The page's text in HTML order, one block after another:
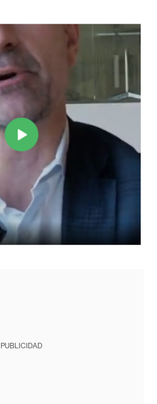
PUBLICIDAD